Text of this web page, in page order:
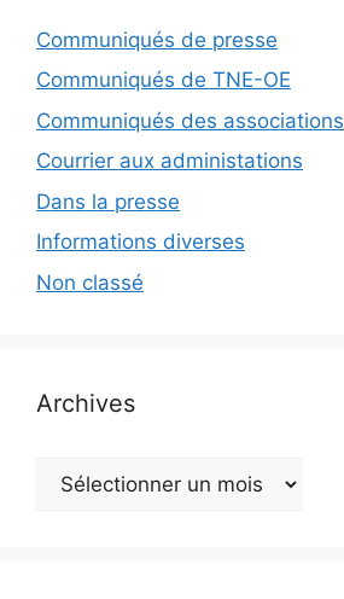
Communiqués de presse
Communiqués de TNE-OE
Communiqués des associations
Courrier aux administations
Dans la presse
Informations diverses
Non classé
Archives
Archives